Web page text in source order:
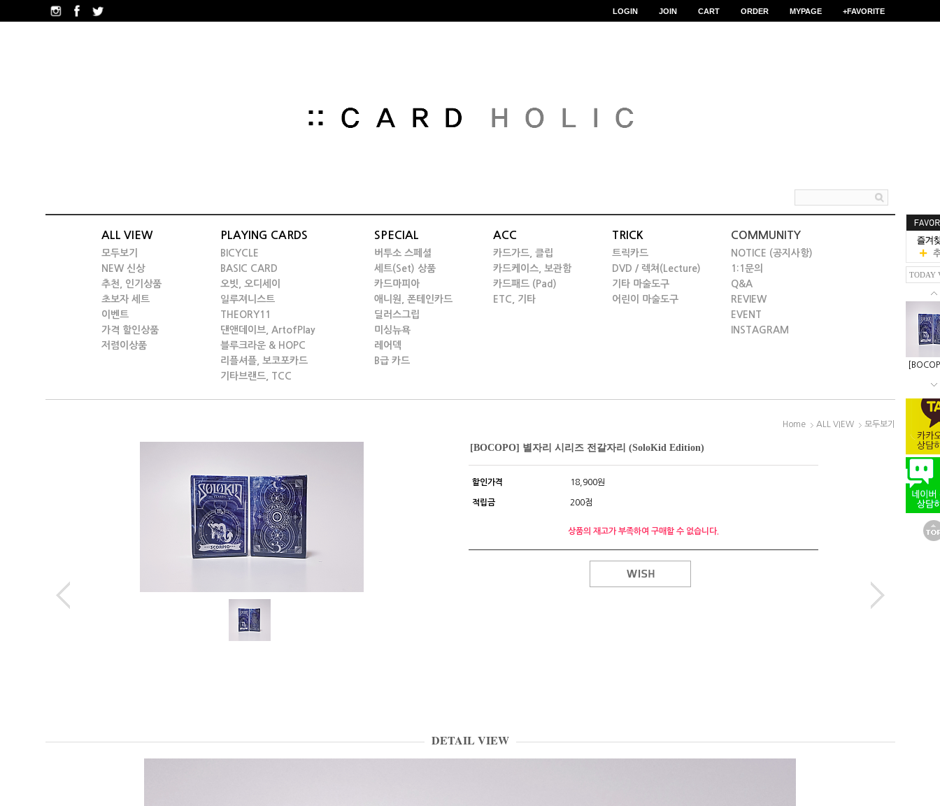
LOGIN JOIN CART ORDER MYPAGE +FAVORITE
ALL VIEW
모두보기
NEW 신상
추천, 인기상품
초보자 세트
이벤트
가격 할인상품
저렴이상품
PLAYING CARDS
BICYCLE
BASIC CARD
오빗, 오디세이
일루져니스트
THEORY11
댄앤데이브, ArtofPlay
블루크라운 & HOPC
리플셔플, 보코포카드
기타브랜드, TCC
SPECIAL
버투소 스페셜
세트(Set) 상품
카드마피아
애니원, 폰테인카드
딜러스그립
미싱뉴욕
레어덱
B급 카드
ACC
카드가드, 클립
카드케이스, 보관함
카드패드 (Pad)
ETC, 기타
TRICK
트릭카드
DVD / 렉쳐(Lecture)
기타 마술도구
어린이 마술도구
COMMUNITY
NOTICE (공지사항)
1:1문의
Q&A
REVIEW
EVENT
INSTAGRAM
TODAY
Home ALL VIEW 모두보기
[BOCOPO] 별자리 시리즈 전갈자리 (SoloKid Edition)
할인가격 18,900원
적립금 200점
상품의 재고가 부족하여 구매할 수 없습니다.
DETAIL VIEW